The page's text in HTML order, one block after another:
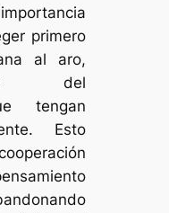
primero
al aro,
del
tengan
Esto